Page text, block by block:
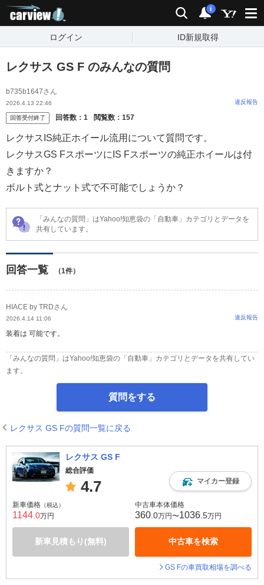
検索 通知
i
ログイン ID新規取得
レクサス GS F のみんなの質問
b735b1647さん
2026.4.13 22:46 違反報告
回答受付終了 回答数： 1 閲覧数： 157
レクサスIS純正ホイール流用について質問です。
レクサスGS FスポーツにIS Fスポーツの純正ホイールは付
きますか？
ボルト式とナット式で不可能でしょうか？
「みんなの質問」はYahoo!知恵袋の「自動車」カテゴリとデータを
共有しています。
回答一覧 （1件）
HIACE by TRDさん
2026.4.14 11:06 違反報告
装着は 可能です。
「みんなの質問」はYahoo!知恵袋の「自動車」カテゴリとデータを共有してい
ます。
質問をする
レクサス GS Fの質問一覧に戻る
レクサス GS F
総合評価
4.7 マイカー登録
新車価格 （税込）
1144 .0万円
新車見積もり(無料)
中古車本体価格
360 .0万円〜1036 .5万円
中古車を検索
GS Fの車買取相場を調べる